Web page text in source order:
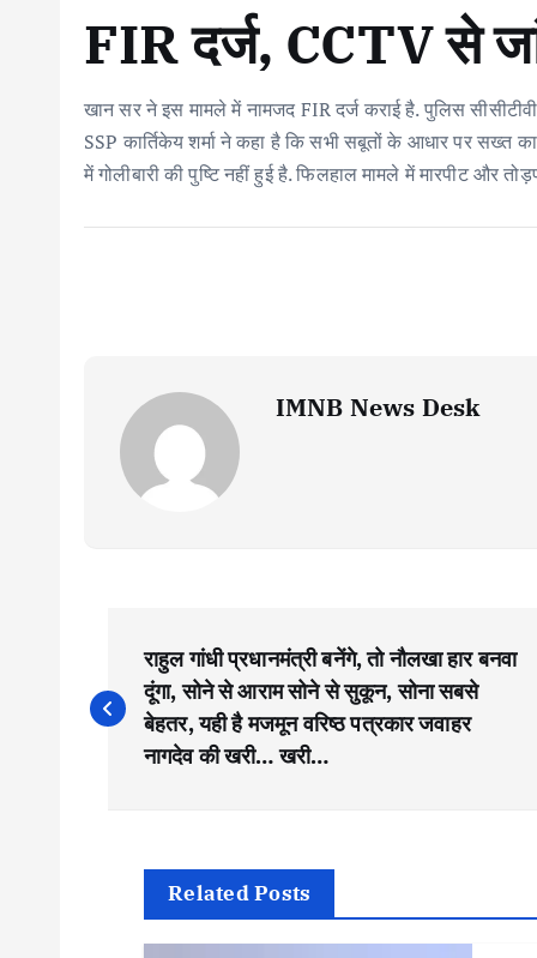
FIR दर्ज, CCTV से
खान सर ने इस मामले में नामजद FIR दर्ज कराई है. पुलिस
SSP कार्तिकेय शर्मा ने कहा है कि सभी सबूतों के आधार पर सख्त
में गोलीबारी की पुष्टि नहीं हुई है. फिलहाल मामले में मारपीट और
IMNB News Desk
o
राहुल गांधी प्रधानमंत्री बनेंगे, तो नौलखा हार बनवा
दूंगा, सोने से आराम सोने से सुकून, सोना सबसे
बेहतर, यही है मजमून वरिष्ठ पत्रकार जवाहर
नागदेव की खरी… खरी…
Related Posts